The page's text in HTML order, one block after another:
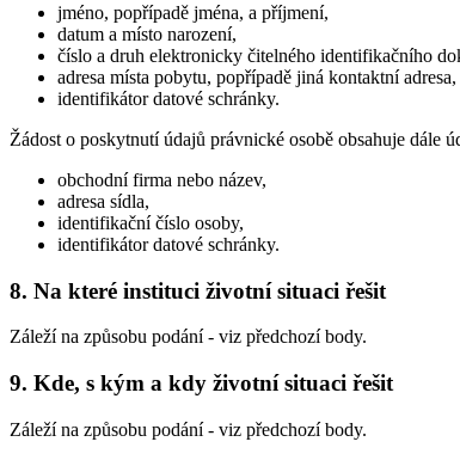
jméno, popřípadě jména, a příjmení,
datum a místo narození,
číslo a druh elektronicky čitelného identifikačního
adresa místa pobytu, popřípadě jiná kontaktní adresa,
identifikátor datové schránky.
Žádost o poskytnutí údajů právnické osobě obsahuje dále
obchodní firma nebo název,
adresa sídla,
identifikační číslo osoby,
identifikátor datové schránky.
8. Na které instituci životní situaci řešit
Záleží na způsobu podání - viz předchozí body.
9. Kde, s kým a kdy životní situaci řešit
Záleží na způsobu podání - viz předchozí body.